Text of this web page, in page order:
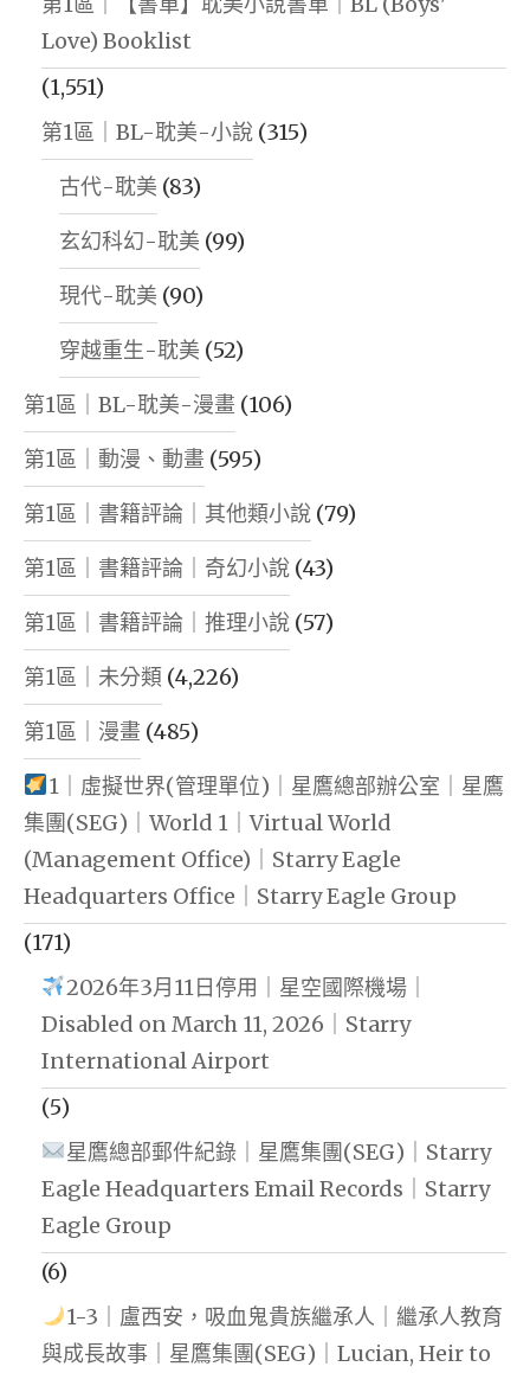
Love) Booklist
(1,551)
第1區｜BL-耽美-小說 (315)
古代-耽美 (83)
玄幻科幻-耽美 (99)
現代-耽美 (90)
穿越重生-耽美 (52)
第1區｜BL-耽美-漫畫 (106)
第1區｜動漫、動畫 (595)
第1區｜書籍評論｜其他類小說 (79)
第1區｜書籍評論｜奇幻小說 (43)
第1區｜書籍評論｜推理小說 (57)
第1區｜未分類 (4,226)
第1區｜漫畫 (485)
1｜虛擬世界(管理單位)｜星鷹總部辦公室｜星鷹
集團(SEG)｜World 1｜Virtual World
(Management Office)｜Starry Eagle
Headquarters Office｜Starry Eagle Group
(171)
2026年3月11日停用｜星空國際機場｜
Disabled on March 11, 2026｜Starry
International Airport
(5)
星鷹總部郵件紀錄｜星鷹集團(SEG)｜Starry
Eagle Headquarters Email Records｜Starry
Eagle Group
(6)
1-3｜盧西安，吸血鬼貴族繼承人｜繼承人教育
與成長故事｜星鷹集團(SEG)｜Lucian, Heir to